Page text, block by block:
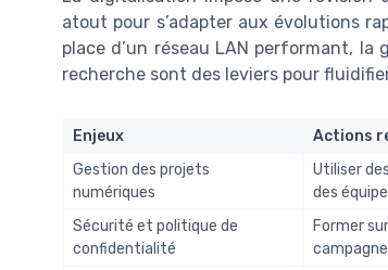
atout pour s’adapter aux évolutions
place d’un réseau LAN performant,
recherche sont des leviers pour
Enjeux
Actions
Gestion des projets
numériques
Utiliser
des
Sécurité et politique de
confidentialité
Former